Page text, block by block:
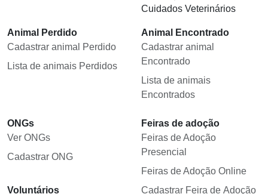
Cuidados Veterinários
Animal Perdido
Cadastrar animal Perdido
Lista de animais Perdidos
Animal Encontrado
Cadastrar animal
Encontrado
Lista de animais
Encontrados
ONGs
Ver ONGs
Cadastrar ONG
Voluntários
Feiras de adoção
Feiras de Adoção
Presencial
Feiras de Adoção Online
Cadastrar Feira de Adoção